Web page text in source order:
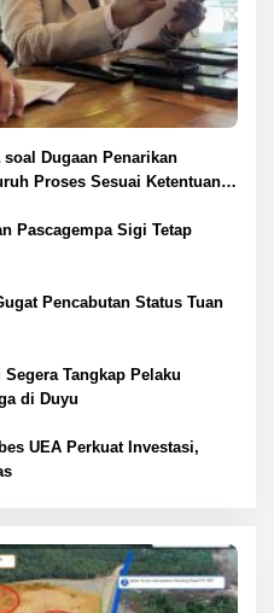
Dugaan Penarikan
Proses Sesuai Ketentuan
Pascagempa Sigi Tetap
Pencabutan Status Tuan
Tangkap Pelaku
di Duyu
UEA Perkuat Investasi,